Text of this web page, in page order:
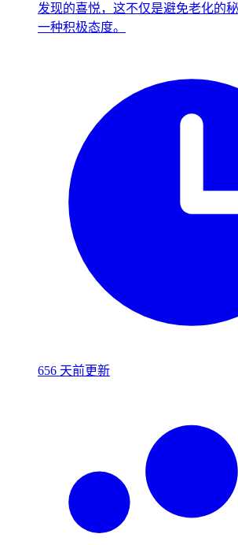
发现的喜悦，这不仅是避免老化的
一种积极态度。
656 天前更新